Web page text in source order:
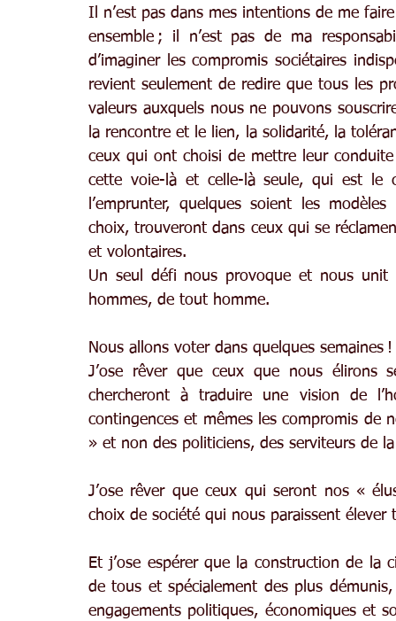
Il n’est pas dans mes intentions de me
ensemble ; il n’est pas de ma
d’imaginer les compromis sociétaires
revient seulement de redire que tous les
valeurs auxquels nous ne pouvons
la rencontre et le lien, la solidarité, la
ceux qui ont choisi de mettre leur conduite
cette voie-là et celle-là seule, qui est le
l’emprunter, quelques soient les
choix, trouveront dans ceux qui se
et volontaires.
Un seul défi nous provoque et nous unit
hommes, de tout homme.
Nous allons voter dans quelques semaines !
J’ose rêver que ceux que nous élirons
chercheront à traduire une vision de
contingences et mêmes les compromis de
» et non des politiciens, des serviteurs de
J’ose rêver que ceux qui seront nos «
choix de société qui nous paraissent
Et j’ose espérer que la construction de
de tous et spécialement des plus
engagements politiques, économiques et